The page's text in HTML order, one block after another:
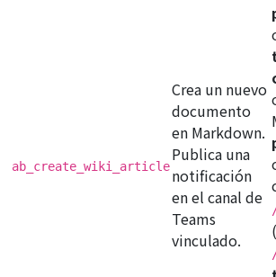
ab_create_wiki_article
Crea un nuevo
documento
en Markdown.
Publica una
notificación
en el canal de
Teams
vinculado.